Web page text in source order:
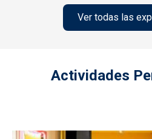
Ver todas las
Actividades